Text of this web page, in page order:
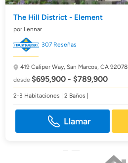
The Hill District - Element
por Lennar
307 Reseñas
419 Caliper Way,San Marcos, CA 92078
desde$695,900 - $789,900
2-3 Habitaciones | 2 Baños |
Llamar